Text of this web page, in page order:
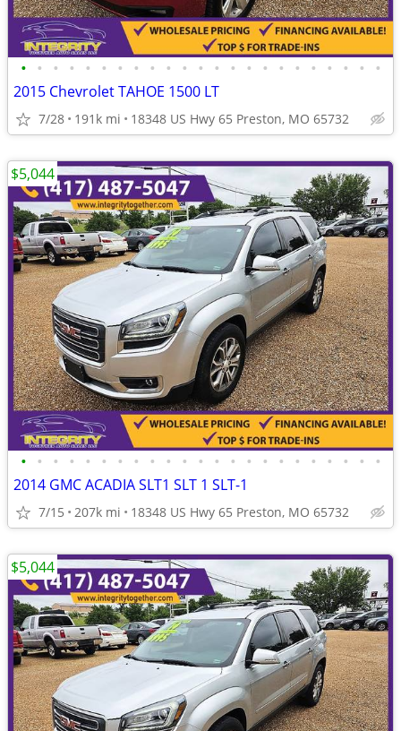
• • • • • • • • • • • • • • • • • • • • • • •
2015 Chevrolet TAHOE 1500 LT
7/28 191k mi 18348 US Hwy 65 Preston, MO 65732
• • • • • • • • • • • • • • • • • • • • • • •
2014 GMC ACADIA SLT1 SLT 1 SLT-1
7/15 207k mi 18348 US Hwy 65 Preston, MO 65732
$5,044
$5,044